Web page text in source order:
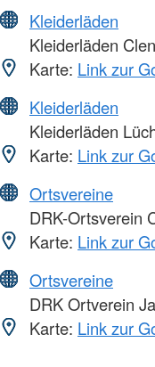
Kleiderläden
Kleiderläden
Karte: Link zur
Kleiderläden
Kleiderläden
Karte: Link zur
Ortsvereine
DRK-Ortsverein
Karte: Link zur
Ortsvereine
DRK Ortverein
Karte: Link zur